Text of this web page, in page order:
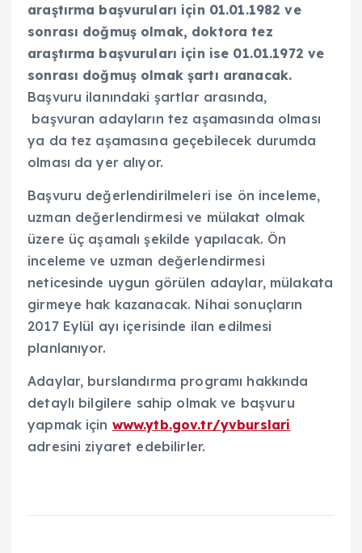
araştırma başvuruları için 01.01.1982 ve
sonrası doğmuş olmak, doktora tez
araştırma başvuruları için ise 01.01.1972 ve
sonrası doğmuş olmak şartı aranacak.
Başvuru ilanındaki şartlar arasında,
başvuran adayların tez aşamasında olması
ya da tez aşamasına geçebilecek durumda
olması da yer alıyor.
Başvuru değerlendirilmeleri ise ön inceleme,
uzman değerlendirmesi ve mülakat olmak
üzere üç aşamalı şekilde yapılacak. Ön
inceleme ve uzman değerlendirmesi
neticesinde uygun görülen adaylar, mülakata
girmeye hak kazanacak. Nihai sonuçların
2017 Eylül ayı içerisinde ilan edilmesi
planlanıyor.
Adaylar, burslandırma programı hakkında
detaylı bilgilere sahip olmak ve başvuru
yapmak için www.ytb.gov.tr/yvburslari
adresini ziyaret edebilirler.